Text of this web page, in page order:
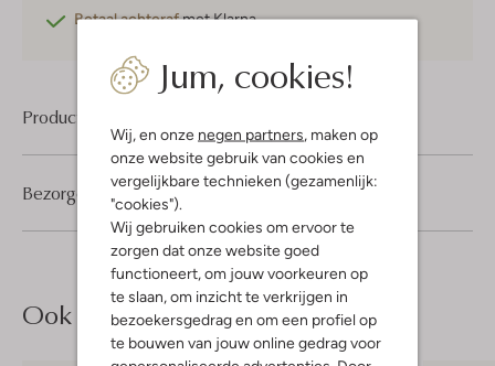
Jum, cookies!
Wij, en onze negen partners, maken op
onze website gebruik van cookies en
vergelijkbare technieken (gezamenlijk:
"cookies").
Wij gebruiken cookies om ervoor te
zorgen dat onze website goed
functioneert, om jouw voorkeuren op
te slaan, om inzicht te verkrijgen in
bezoekersgedrag en om een profiel op
te bouwen van jouw online gedrag voor
Betaal achterafmet Klarna
Product informatie
Bezorgen & retourneren
Ook iets voor jou?